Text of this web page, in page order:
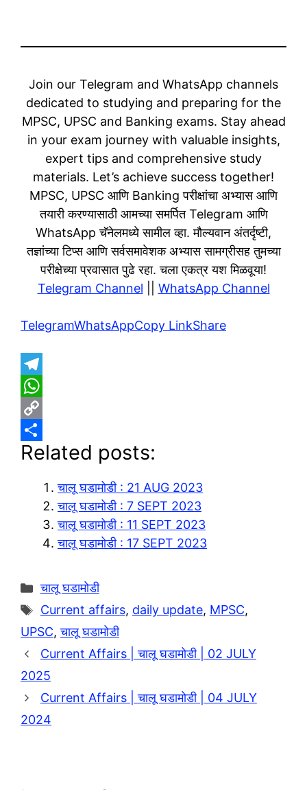
Join our Telegram and WhatsApp channels
dedicated to studying and preparing for the
MPSC, UPSC and Banking exams. Stay ahead
in your exam journey with valuable insights,
expert tips and comprehensive study
materials. Let’s achieve success together!
MPSC, UPSC आणि Banking परीक्षांचा अभ्यास आणि
तयारी करण्यासाठी आमच्या समर्पित Telegram आणि
WhatsApp चॅनेलमध्ये सामील व्हा. मौल्यवान अंतर्दृष्टी,
तज्ञांच्या टिप्स आणि सर्वसमावेशक अभ्यास सामग्रीसह तुमच्या
परीक्षेच्या प्रवासात पुढे रहा. चला एकत्र यश मिळवूया!
Telegram Channel
WhatsApp Channel
TelegramWhatsAppCopy LinkShare
T
e
e
W
h
a
C
o
k
S
Related posts:
चालू घडामोडी : 21 AUG 2023
चालू घडामोडी : 7 SEPT 2023
चालू घडामोडी : 11 SEPT 2023
चालू घडामोडी : 17 SEPT 2023
Categories
चालू घडामोडी
Tags
Current affairs, daily update, MPSC,
UPSC,चालू घडामोडी
Current Affairs | चालू घडामोडी | 02 JULY
2025
Current Affairs | चालू घडामोडी | 04 JULY
2024